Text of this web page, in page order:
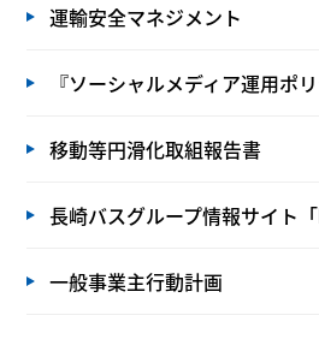
運輸安全マネジメント
『ソーシャルメディア運用ポ
移動等円滑化取組報告書
長崎バスグループ情報サイト
一般事業主行動計画